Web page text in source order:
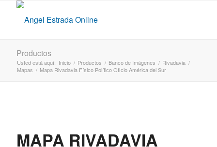
Productos
Usted está aquí: Inicio / Productos / Banco de Imágenes / Rivadavia /
Mapas / Mapa Rivadavia Físico Político Oficio América del Sur
MAPA RIVADAVIA